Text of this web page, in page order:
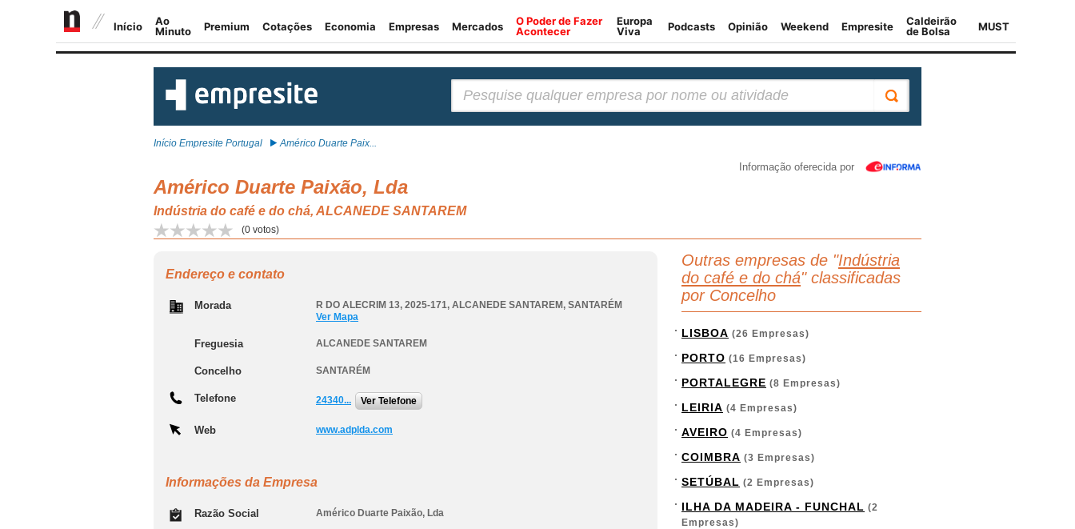
Início Empresite Portugal Américo Duarte Paix...
Informação oferecida por
Américo Duarte Paixão, Lda
Indústria do café e do chá, ALCANEDE SANTAREM
(0 votos)
Endereço e contato
Morada R DO ALECRIM 13, 2025-171, ALCANEDE SANTAREM , SANTARÉM
Ver Mapa
Freguesia ALCANEDE SANTAREM
Concelho SANTARÉM
Telefone 24340... Ver Telefone
Web www.adplda.com
Informações da Empresa
Razão Social Américo Duarte Paixão, Lda
Outras empresas de "Indústria
do café e do chá" classificadas
por Concelho
LISBOA (26 Empresas)
PORTO (16 Empresas)
PORTALEGRE (8 Empresas)
LEIRIA (4 Empresas)
AVEIRO (4 Empresas)
COIMBRA (3 Empresas)
SETÚBAL (2 Empresas)
ILHA DA MADEIRA - FUNCHAL (2
Empresas)